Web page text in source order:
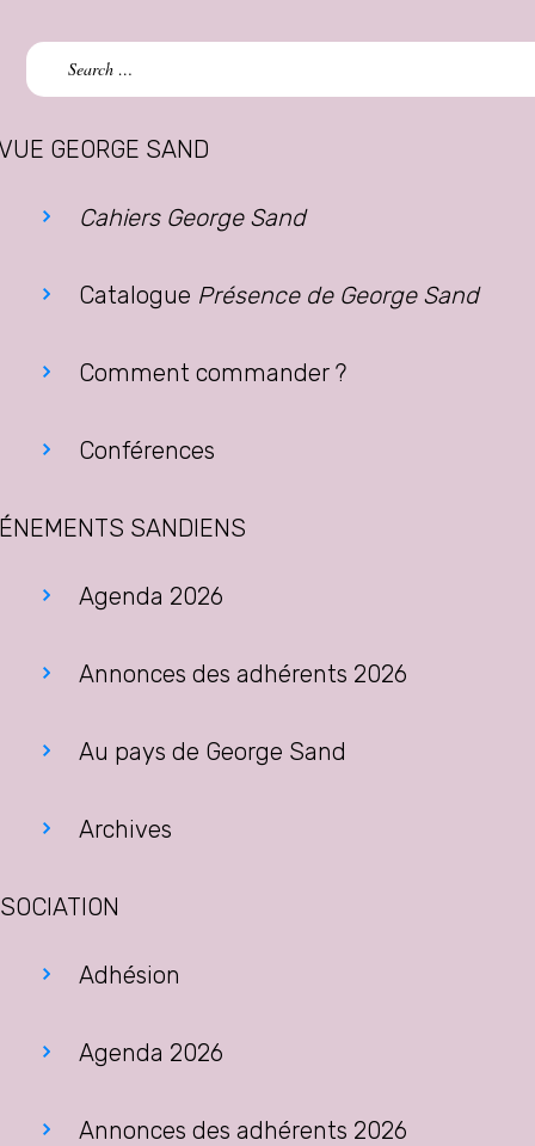
Search
for:
GEORGE SAND
Cahiers George Sand
Catalogue Présence de George Sand
Comment commander ?
Conférences
SANDIENS
Agenda 2026
Annonces des adhérents 2026
Au pays de George Sand
Archives
Adhésion
Agenda 2026
Annonces des adhérents 2026